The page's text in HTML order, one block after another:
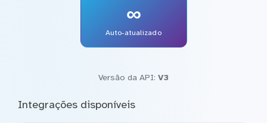
∞
Auto-atualizado
Versão da API: V3
Integrações disponíveis